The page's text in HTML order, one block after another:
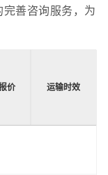
善咨询服务，为
价 运输时效